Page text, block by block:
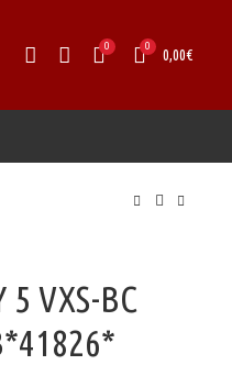
0 0 0,00€
VXS-BC